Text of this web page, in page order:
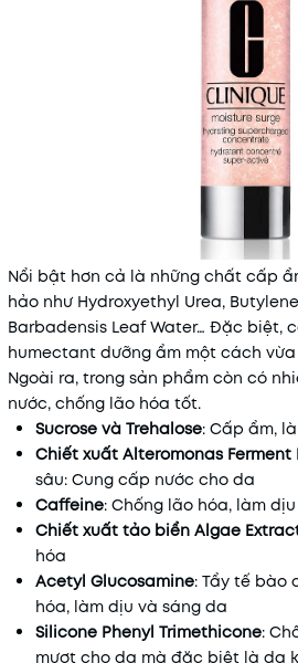
Nổi bật hơn cả là những chất cấp
hảo như Hydroxyethyl Urea,
Barbadensis Leaf Water… Đặc biệt,
humectant dưỡng ẩm một cách
Ngoài ra, trong sản phẩm còn có
nước, chống lão hóa tốt.
Sucrose và Trehalose: Cấp ẩm,
Chiết xuất Alteromonas Ferment
sâu: Cung cấp nước cho da
Caffeine: Chống lão hóa, làm
Chiết xuất tảo biển Algae
hóa
Acetyl Glucosamine: Tẩy tế bào
hóa, làm dịu và sáng da
Silicone Phenyl Trimethicone:
mượt cho da mà đặc biệt là da